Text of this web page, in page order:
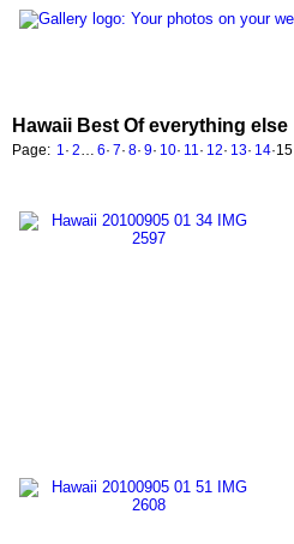
Hawaii Best Of everything else
Page: 1 · 2 6· 7· 8· 9· 10· 11 · 12· 13· 14·15